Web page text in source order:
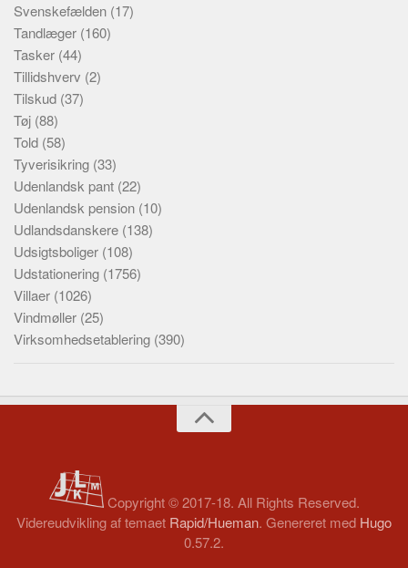
Svenskefælden (17)
Tandlæger (160)
Tasker (44)
Tillidshverv (2)
Tilskud (37)
Tøj (88)
Told (58)
Tyverisikring (33)
Udenlandsk pant (22)
Udenlandsk pension (10)
Udlandsdanskere (138)
Udsigtsboliger (108)
Udstationering (1756)
Villaer (1026)
Vindmøller (25)
Virksomhedsetablering (390)
Copyright © 2017-18. All Rights Reserved.
Videreudvikling af temaet Rapid/Hueman. Genereret med Hugo
0.57.2.